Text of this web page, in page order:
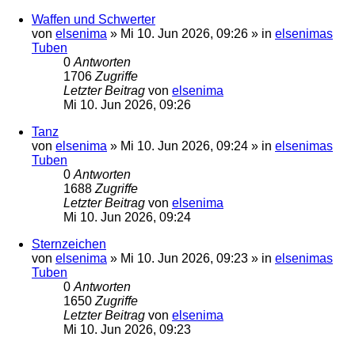
Waffen und Schwerter
von elsenima » Mi 10. Jun 2026, 09:26 » in elsenimas
Tuben
0 Antworten
1706 Zugriffe
Letzter Beitrag von elsenima
Mi 10. Jun 2026, 09:26
Tanz
von elsenima » Mi 10. Jun 2026, 09:24 » in elsenimas
Tuben
0 Antworten
1688 Zugriffe
Letzter Beitrag von elsenima
Mi 10. Jun 2026, 09:24
Sternzeichen
von elsenima » Mi 10. Jun 2026, 09:23 » in elsenimas
Tuben
0 Antworten
1650 Zugriffe
Letzter Beitrag von elsenima
Mi 10. Jun 2026, 09:23